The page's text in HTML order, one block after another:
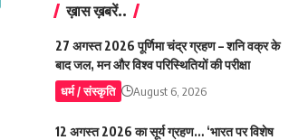
ख़ास ख़बरें..
27 अगस्त 2026 पूर्णिमा चंद्र ग्रहण – शनि वक्र के
बाद जल, मन और विश्व परिस्थितियों की परीक्षा
धर्म / संस्कृति August 6, 2026
12 अगस्त 2026 का सूर्य ग्रहण… ‘भारत पर विशेष